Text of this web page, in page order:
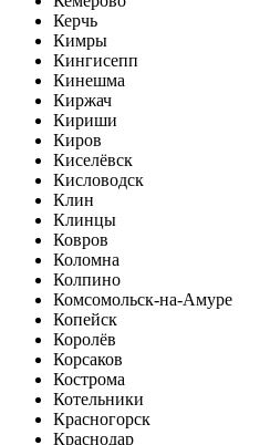
Керчь
Кимры
Кингисепп
Кинешма
Киржач
Кириши
Киров
Киселёвск
Кисловодск
Клин
Клинцы
Ковров
Коломна
Колпино
Комсомольск-на-Амуре
Копейск
Королёв
Корсаков
Кострома
Котельники
Красногорск
Краснодар